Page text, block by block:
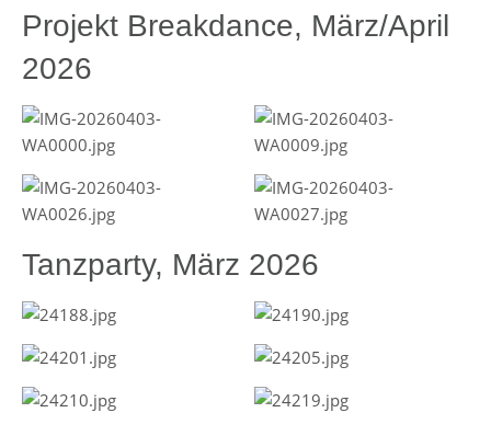
Projekt Breakdance, März/April
2026
Tanzparty, März 2026